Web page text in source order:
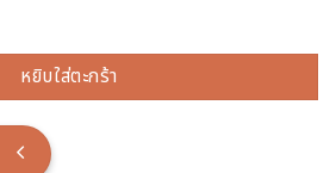
หยิบใส่ตะกร้า